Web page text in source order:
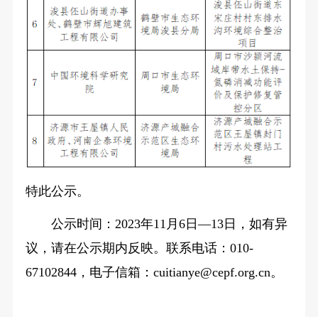
特此公示。
公示时间：2023年11月6日—13日，如有异
议，请在公示期内反映。联系电话：010-
67102844，电子信箱：cuitianye@cepf.org.cn。